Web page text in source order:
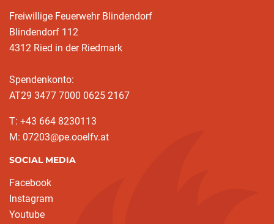
Freiwillige Feuerwehr Blindendorf
Blindendorf 112
4312 Ried in der Riedmark
Spendenkonto:
AT29 3477 7000 0625 2167
T: +43 664 8230113
M: 07203@pe.ooelfv.at
SOCIAL MEDIA
Facebook
Instagram
Youtube